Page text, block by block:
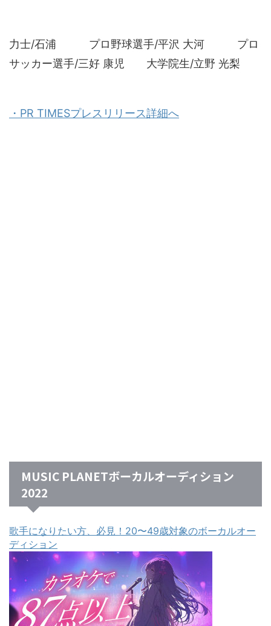
力士/石浦 プロ野球選手/平沢 大河 プロ
サッカー選手/三好 康児 大学院生/立野 光梨
・PR TIMESプレスリリース詳細へ
MUSIC PLANETボーカルオーディション
2022
歌手になりたい方、必見！20〜49歳対象のボーカルオー
ディション